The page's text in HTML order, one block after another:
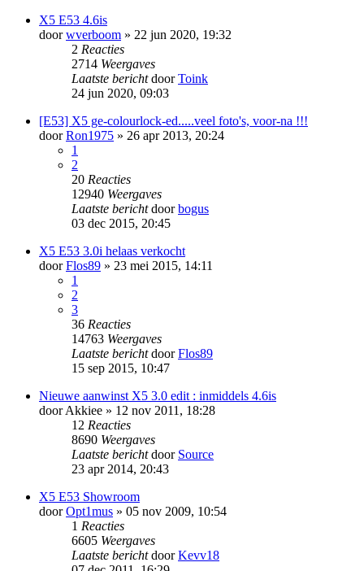
X5 E53 4.6is
doorwverboom » 22 jun 2020, 19:32
2 Reacties
2714 Weergaves
Laatste berichtdoorToink
24 jun 2020, 09:03
[E53] X5 ge-colourlock-ed.....veel foto's, voor-na !!!
doorRon1975 » 26 apr 2013, 20:24
1
2
20 Reacties
12940 Weergaves
Laatste berichtdoorbogus
03 dec 2015, 20:45
X5 E53 3.0i helaas verkocht
doorFlos89 » 23 mei 2015, 14:11
1
2
3
36 Reacties
14763 Weergaves
Laatste berichtdoorFlos89
15 sep 2015, 10:47
Nieuwe aanwinst X5 3.0 edit : inmiddels 4.6is
doorAkkiee » 12 nov 2011, 18:28
12 Reacties
8690 Weergaves
Laatste berichtdoor Source
23 apr 2014, 20:43
X5 E53 Showroom
doorOpt1mus » 05 nov 2009, 10:54
1 Reacties
6605 Weergaves
Laatste berichtdoorKevv18